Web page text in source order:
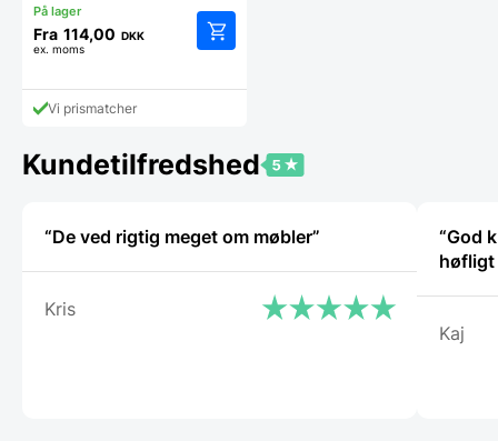
Fra 114,00 DKK
ex. moms
Mulighederne
kan
varesiden
Vi prismatcher
Kundetilfredshed
“De ved rigtig meget om møbler”
Kris
“God
høfligt
Kaj